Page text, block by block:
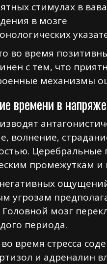
стимулах в
в мозге
во время
с тем, что
механизмы
времени в
волнение,
Церебральные
промежуткам
угрозам
мозг
периода.
время стресса
и адреналин